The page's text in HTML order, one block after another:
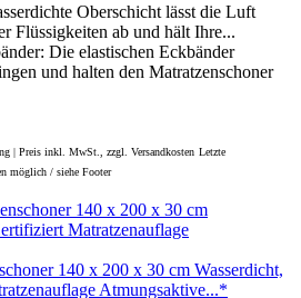
Oberschicht lässt die Luft
Flüssigkeiten ab und hält Ihre...
Die elastischen Eckbänder
und halten den Matratzenschoner
| Preis inkl. MwSt., zzgl. Versandkosten Letzte
möglich / siehe Footer
140 x 200 x 30 cm Wasserdicht,
Atmungsaktive...*